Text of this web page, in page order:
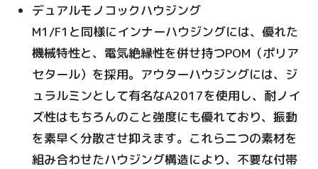
デュアルモノコックハウジング
M1/F1と同様にインナーハウジングには、優れた
機械特性と、電気絶縁性を併せ持つPOM（ポリア
セタール）を採用。アウターハウジングには、ジ
ュラルミンとして有名なA2017を使用し、耐ノイ
ズ性はもちろんのこと強度にも優れており、振動
を素早く分散させ抑えます。これら二つの素材を
組み合わせたハウジング構造により、不要な付帯